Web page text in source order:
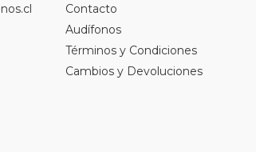
Contacto
Audífonos
Términos y Condiciones
Cambios y Devoluciones